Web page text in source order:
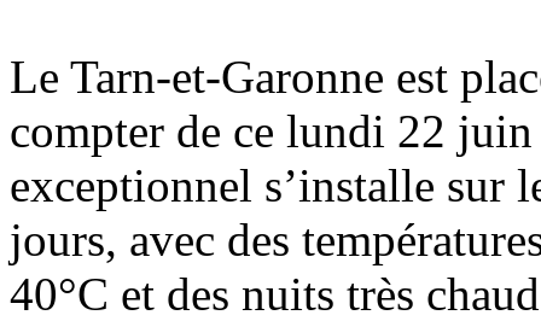
Le Tarn-et-Garonne est
compter de ce lundi 22
exceptionnel s’installe sur
jours, avec des
40°C et des nuits très